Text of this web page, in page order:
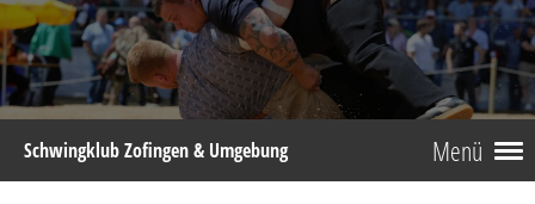
Menü
Schwingklub Zofingen & Umgebung